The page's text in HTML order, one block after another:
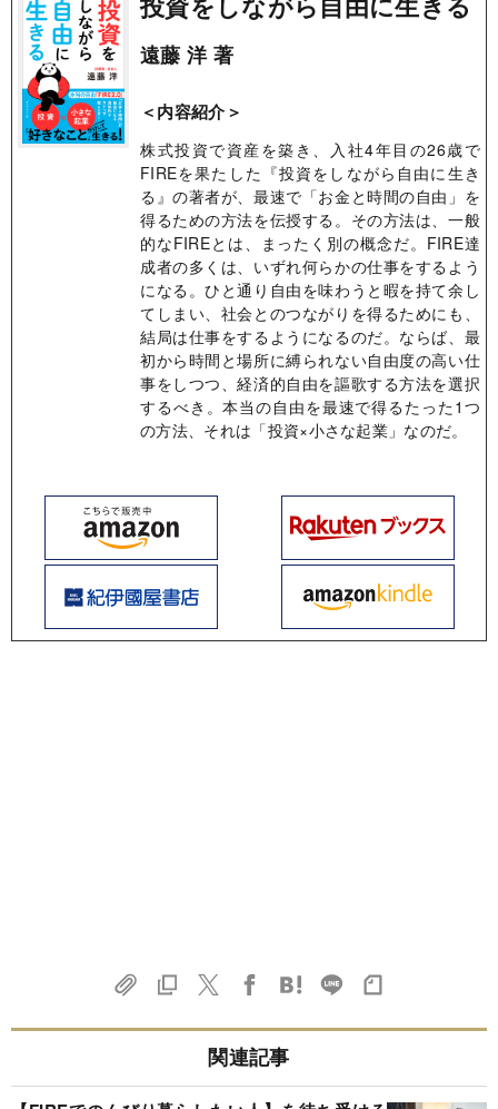
遠藤 洋 著
＜内容紹介＞
株式投資で資産を築き、入社4年目の26歳で
FIREを果たした『投資をしながら自由に生き
る』の著者が、最速で「お金と時間の自由」を
得るための方法を伝授する。その方法は、一般
的なFIREとは、まったく別の概念だ。FIRE達
成者の多くは、いずれ何らかの仕事をするよう
になる。ひと通り自由を味わうと暇を持て余し
てしまい、社会とのつながりを得るためにも、
結局は仕事をするようになるのだ。ならば、最
初から時間と場所に縛られない自由度の高い仕
事をしつつ、経済的自由を謳歌する方法を選択
するべき。本当の自由を最速で得るたった1つ
の方法、それは「投資×小さな起業」なのだ。
関連記事